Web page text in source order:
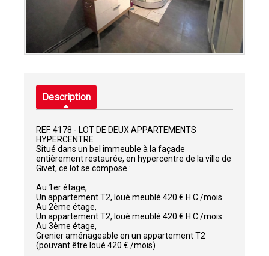
Description
REF. 4178 - LOT DE DEUX APPARTEMENTS
HYPERCENTRE
Situé dans un bel immeuble à la façade
entièrement restaurée, en hypercentre de la ville de
Givet, ce lot se compose :
Au 1er étage,
Un appartement T2, loué meublé 420 € H.C /mois
Au 2ème étage,
Un appartement T2, loué meublé 420 € H.C /mois
Au 3ème étage,
Grenier aménageable en un appartement T2
(pouvant être loué 420 € /mois)